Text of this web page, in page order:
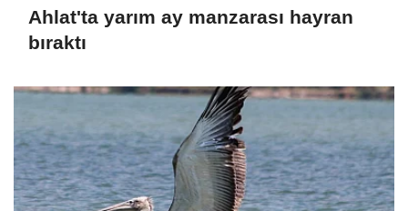
Ahlat'ta yarım ay manzarası hayran
bıraktı